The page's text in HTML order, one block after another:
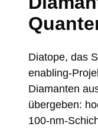
Diatope, das
enabling-
Diamanten
übergeben:
100-nm-